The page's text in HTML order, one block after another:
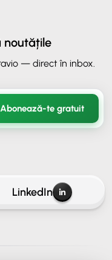
noutățile
— direct în inbox.
Abonează-te gratuit
LinkedIn
conversația.